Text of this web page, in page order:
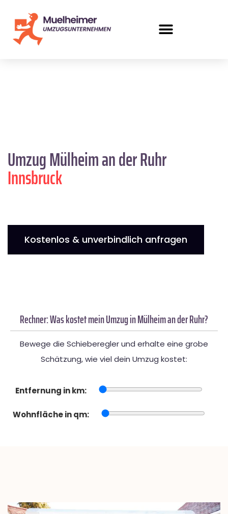
Umzug Mülheim an der Ruhr
Innsbruck
Kostenlos & unverbindlich anfragen
Rechner: Was kostet mein Umzug in Mülheim an der Ruhr?
Bewege die Schieberegler und erhalte eine grobe
Schätzung, wie viel dein Umzug kostet:
Entfernung in km:
Wohnfläche in qm: